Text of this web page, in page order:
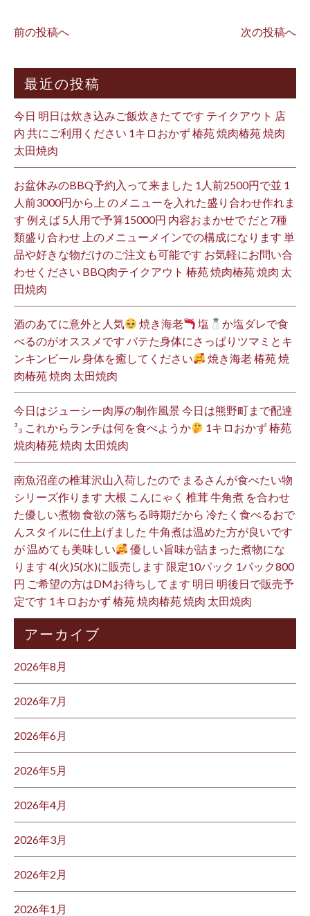
前の投稿へ 次の投稿へ
最近の投稿
今日 明日は炊き込みご飯炊きたてです テイクアウト 店
内 共にご利用ください 1キロおかず 椿苑 焼肉椿苑 焼肉
太田焼肉
お盆休みのBBQ予約入って来ました 1人前2500円で並 1
人前3000円から上 のメニューを入れた盛り合わせ作れま
す 例えば 5人用で予算15000円 内容おまかせで だと7種
類盛り合わせ 上のメニューメインでの構成になります 単
品や好きな物だけのご注文も可能です お気軽にお問い合
わせください BBQ肉テイクアウト 椿苑 焼肉椿苑 焼肉 太
田焼肉
酒のあてに意外と人気 焼き海老 塩
か塩ダレで食
べるのがオススメです バテた身体にさっぱりツマミとキ
ンキンビール 身体を癒してください
焼き海老 椿苑 焼
肉椿苑 焼肉 太田焼肉
今日はジューシー肉厚の制作風景 今日は熊野町まで配達
³₃ これからランチは何を食べようか
1キロおかず 椿苑
焼肉椿苑 焼肉 太田焼肉
南魚沼産の椎茸沢山入荷したので まるさんが食べたい物
シリーズ作ります 大根 こんにゃく 椎茸 牛角煮 を合わせ
た優しい煮物 食欲の落ちる時期だから 冷たく食べるおで
んスタイルに仕上げました 牛角煮は温めた方が良いです
が 温めても美味しい
優しい旨味が詰まった煮物にな
ります 4(火)5(水)に販売します 限定10パック 1パック800
円 ご希望の方はDMお待ちしてます 明日 明後日で販売予
定です 1キロおかず 椿苑 焼肉椿苑 焼肉 太田焼肉
アーカイブ
2026年8月
2026年7月
2026年6月
2026年5月
2026年4月
2026年3月
2026年2月
2026年1月